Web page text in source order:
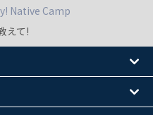
Native Camp
えて!